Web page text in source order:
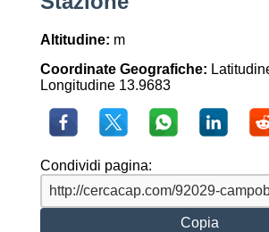
Altitudine: m
Coordinate Geografiche:
Longitudine 13.9683
Condividi pagina:
Copia